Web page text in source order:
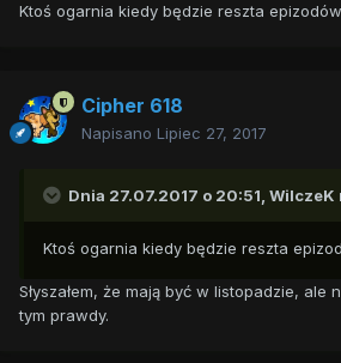
Ktoś ogarnia kiedy będzie reszta
Cipher 618
Napisano Lipiec 27, 2017
Dnia 27.07.2017 o 20:51, WilczeK
Ktoś ogarnia kiedy będzie reszta
Słyszałem, że mają być w listopadzie, ale
tym prawdy.